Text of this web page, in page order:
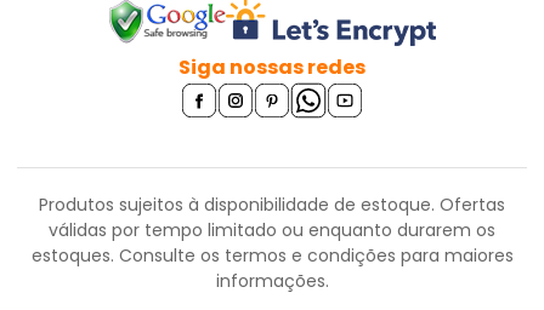
Siga nossas redes
Produtos sujeitos à disponibilidade de estoque. Ofertas
válidas por tempo limitado ou enquanto durarem os
estoques. Consulte os termos e condições para maiores
informações.